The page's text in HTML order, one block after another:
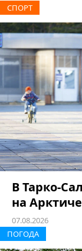
СПОРТ
В Тарко-
на
07.08.2026
ПОГОДА